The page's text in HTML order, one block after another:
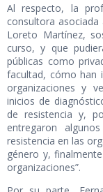
Al respecto, la
consultora asociada
Loreto Martínez,
curso, y que
públicas como
facultad, cómo han
organizaciones y
inicios de
de resistencia y,
entregaron
resistencia en las
género y,
organizaciones”.